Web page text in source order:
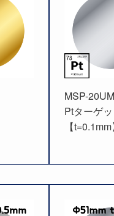
MSP-
Ptターゲッ
【t=0.1mm